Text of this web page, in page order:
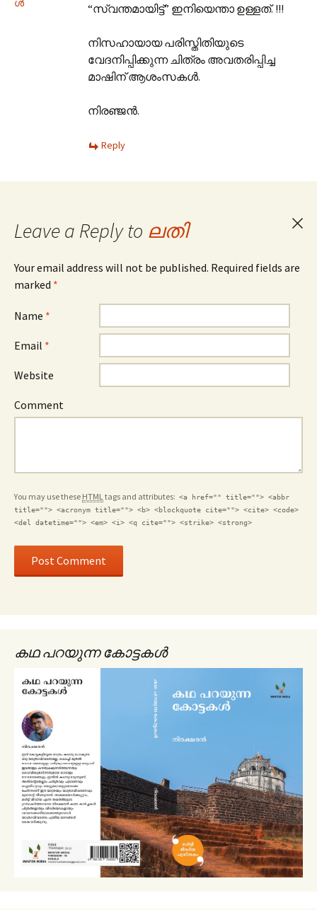
ള്‍
“സ്വന്തമായിട്ട്” ഇനിയെന്താ ഉള്ളത്. !!!
നിസഹായായ പരിസ്തിതിയുടെ
വേദനിപ്പിക്കുന്ന ചിത്രം അവതരിപ്പിച്ച
മാഷിന് ആശംസകള്‍.
നിരഞ്ജന്‍.
Reply
Leave a Reply to ലതി
Your email address will not be published. Required fields are
marked *
Name *
Email *
Website
Comment
You may use these HTML tags and attributes: <a href="" title=""> <abbr
title=""> <acronym title=""> <b> <blockquote cite=""> <cite> <code>
<del datetime=""> <em> <i> <q cite=""> <strike> <strong>
കഥ പറയുന്ന കോട്ടകൾ